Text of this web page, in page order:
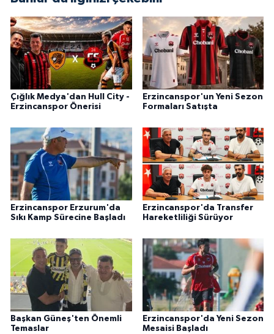
Çığlık Medya'dan Hull City -
Erzincanspor Önerisi
Erzincanspor'un Yeni Sezon
Formaları Satışta
Erzincanspor Erzurum'da
Sıkı Kamp Sürecine Başladı
Erzincanspor'da Transfer
Hareketliliği Sürüyor
Başkan Güneş'ten Önemli
Temaslar
Erzincanspor'da Yeni Sezon
Mesaisi Başladı